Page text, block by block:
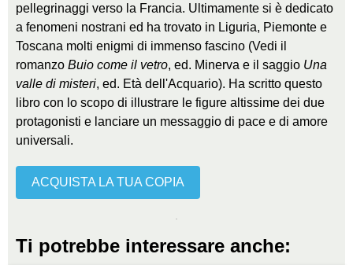
pellegrinaggi verso la Francia. Ultimamente si è dedicato
a fenomeni nostrani ed ha trovato in Liguria, Piemonte e
Toscana molti enigmi di immenso fascino (Vedi il
romanzo Buio come il vetro, ed. Minerva e il saggio Una
valle di misteri, ed. Età dell'Acquario). Ha scritto questo
libro con lo scopo di illustrare le figure altissime dei due
protagonisti e lanciare un messaggio di pace e di amore
universali.
ACQUISTA LA TUA COPIA
Ti potrebbe interessare anche: